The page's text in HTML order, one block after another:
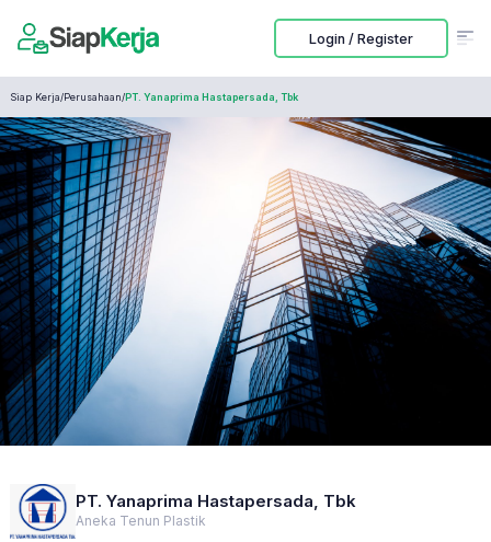
Login / Register
Siap Kerja/Perusahaan/PT. Yanaprima Hastapersada, Tbk
PT. Yanaprima Hastapersada, Tbk
Aneka Tenun Plastik